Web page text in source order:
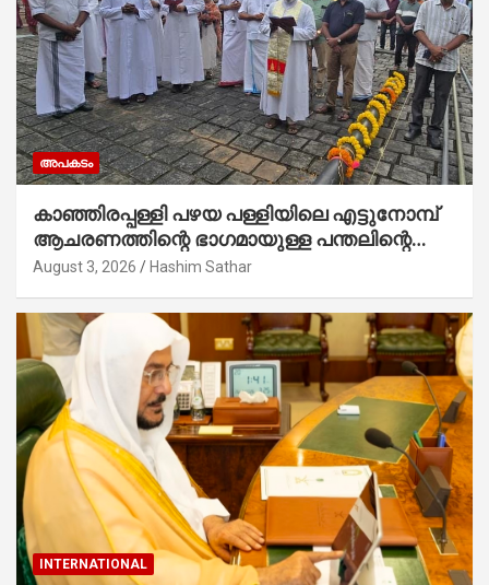
അപകടം
കാഞ്ഞിരപ്പള്ളി പഴയ പള്ളിയിലെ എട്ടുനോമ്പ്
ആചരണത്തിന്റെ ഭാഗമായുള്ള പന്തലിന്റെ
കാൽനാട്ട് കർമ്മം ആർച്ച് പ്രീസ്റ്റ് വെരി.
August 3, 2026 Hashim Sathar
INTERNATIONAL